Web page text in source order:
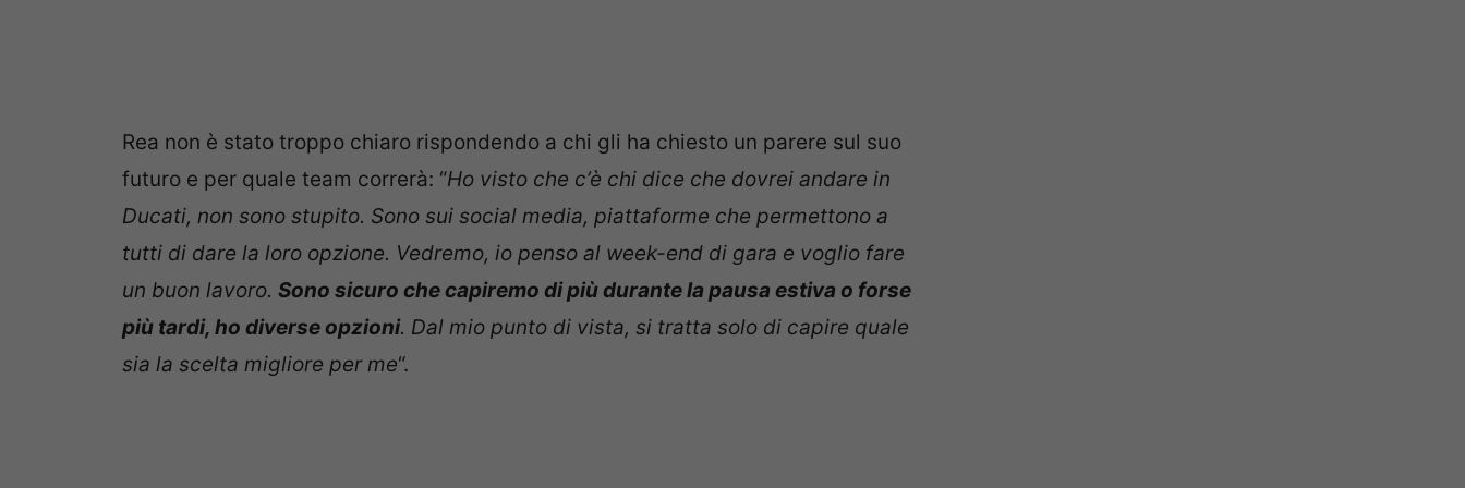
Rea non è stato troppo chiaro rispondendo a chi gli ha chiesto un parere sul suo
futuro e per quale team correrà: “Ho visto che c’è chi dice che dovrei andare in
Ducati, non sono stupito. Sono sui social media, piattaforme che permettono a
tutti di dare la loro opzione. Vedremo, io penso al week-end di gara e voglio fare
un buon lavoro. Sono sicuro che capiremo di più durante la pausa estiva o forse
più tardi, ho diverse opzioni. Dal mio punto di vista, si tratta solo di capire quale
sia la scelta migliore per me“.